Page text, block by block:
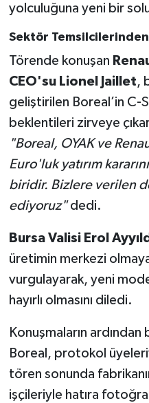
yolculuğuna yeni bir
Sektör
Törende konuşan
CEO'su Lionel Jaillet,
geliştirilen Boreal’in C-
beklentileri zirveye
"Boreal, OYAK ve
Euro'luk yatırım
biridir. Bizlere verilen
ediyoruz"dedi.
Bursa Valisi Erol
üretimin merkezi
vurgulayarak, yeni
hayırlı olmasını diledi.
Konuşmaların
Boreal, protokol
tören sonunda
işçileriyle hatıra